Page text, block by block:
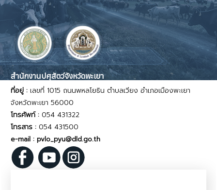
สำนักงานปศุสัตว์จังหวัดพะเยา
ที่อยู่ :เลขที่ 1015 ถนนพหลโยธิน ตำบลเวียง อำเภอเมืองพะเยา
จังหวัดพะเยา 56000
โทรศัพท์ : 054 431322
โทรสาร : 054 431500
e-mail : pvlo_pyu@dld.go.th